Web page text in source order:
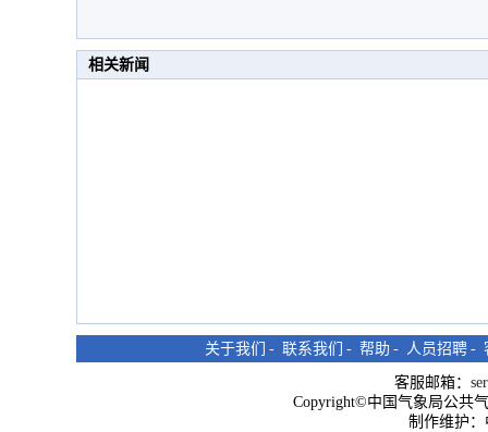
相关新闻
关于我们 - 联系我们 - 帮助 - 人员招聘 -
客服邮箱：
Copyright©中国气象局公共
制作维护